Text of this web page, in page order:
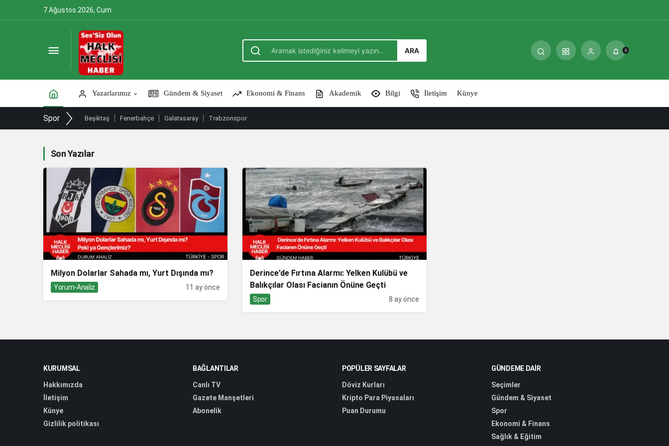
7 Ağustos 2026, Cum
ARA 0
Yazarlarımız Gündem & Siyaset Ekonomi & Finans Akademik Bilgi İletişim Künye
Spor Beşiktaş Fenerbahçe Galatasaray Trabzonspor
Son Yazılar
Milyon Dolarlar Sahada mı, Yurt Dışında mı?
Yorum-Analiz 11 ay önce
Derince’de Fırtına Alarmı: Yelken Kulübü ve
Balıkçılar Olası Facianın Önüne Geçti
Spor 8 ay önce
KURUMSAL
Hakkımızda
İletişim
Künye
Gizlilik politikası
BAĞLANTILAR
Canlı TV
Gazete Manşetleri
Abonelik
POPÜLER SAYFALAR
Döviz Kurları
Kripto Para Piyasaları
Puan Durumu
GÜNDEME DAIR
Seçimler
Gündem & Siyaset
Spor
Ekonomi & Finans
Sağlık & Eğitim